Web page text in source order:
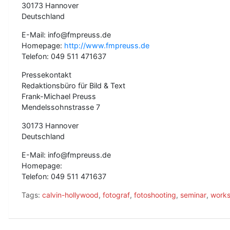
30173 Hannover
Deutschland
E-Mail: info@fmpreuss.de
Homepage: http://www.fmpreuss.de
Telefon: 049 511 471637
Pressekontakt
Redaktionsbüro für Bild & Text
Frank-Michael Preuss
Mendelssohnstrasse 7
30173 Hannover
Deutschland
E-Mail: info@fmpreuss.de
Homepage:
Telefon: 049 511 471637
Tags: calvin-hollywood, fotograf, fotoshooting, seminar,